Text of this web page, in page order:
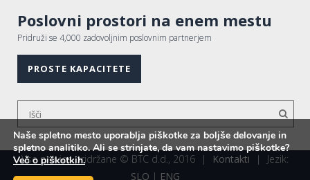
Poslovni prostori na enem mestu
Pridruži se 4,000 zadovoljnim poslovnim partnerjem
PROSTE KAPACITETE
Vse pravice pridržane © BTC d.d., 2016 | Kontakti |
Jezik:
SLO | ENG
Naše spletno mesto uporablja piškotke za boljše delovanje in
spletno analitiko. Ali se strinjate, da vam nastavimo piškotke?
Več o piškotkih.